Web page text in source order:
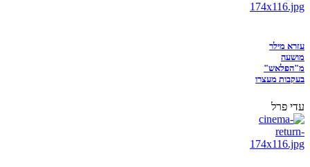
עזרא מילר
מושעה
מ"הפלאש"
בעקבות מעצרו
עדי פרל